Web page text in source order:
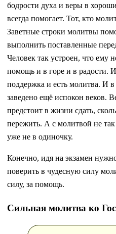
бодрости духа и веры в
всегда помогает. Тот, кто
Заветные строки молитвы
выполнить поставленные
Человек так устроен, что ему
помощь и в горе и в радости.
поддержка и есть молитва. И
заведено ещё испокон веков.
предстоит в жизни сдать,
пережить. А с молитвой не
уже не в одиночку.
Конечно, идя на экзамен
поверить в чудесную силу
силу, за помощь.
Сильная молитва ко